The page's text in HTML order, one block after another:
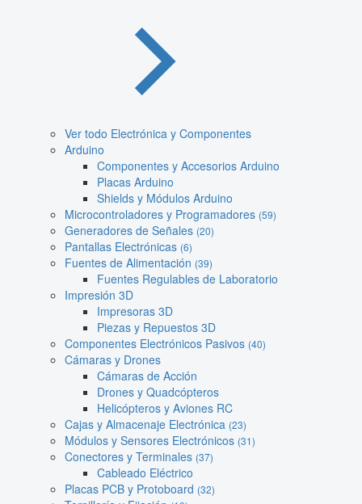
Ver todo Electrónica y Componentes
Arduino
Componentes y Accesorios Arduino
Placas Arduino
Shields y Módulos Arduino
Microcontroladores y Programadores (59)
Generadores de Señales (20)
Pantallas Electrónicas (6)
Fuentes de Alimentación (39)
Fuentes Regulables de Laboratorio
Impresión 3D
Impresoras 3D
Piezas y Repuestos 3D
Componentes Electrónicos Pasivos (40)
Cámaras y Drones
Cámaras de Acción
Drones y Quadcópteros
Helicópteros y Aviones RC
Cajas y Almacenaje Electrónica (23)
Módulos y Sensores Electrónicos (31)
Conectores y Terminales (37)
Cableado Eléctrico
Placas PCB y Protoboard (32)